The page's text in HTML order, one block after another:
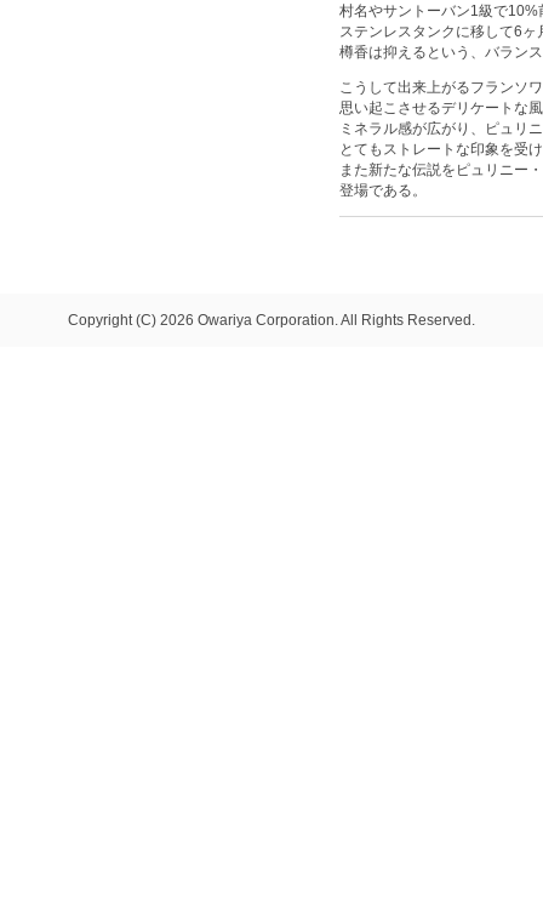
村名やサントーバン1級で
ステンレスタンクに移して6
樽香は抑えるという、バラン
こうして出来上がるフランソ
思い起こさせるデリケートな
ミネラル感が広がり、ピュリ
とてもストレートな印象を受
また新たな伝説をピュリニー
登場である。
Copyright (C) 2026 Owariya Corporation. All Rights Reserved.